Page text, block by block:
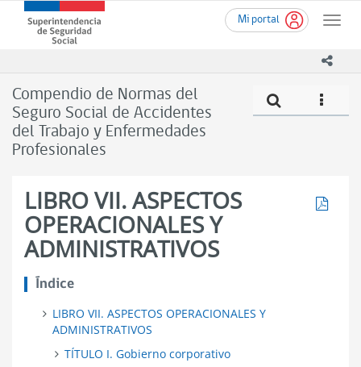
contenido
Mi portal
Toggle
Superintendencia
de
(SUSESO)
-
Gobierno
de
Chile
Compendio de Normas del
Seguro Social de Accidentes
del Trabajo y Enfermedades
Profesionales
icono
LIBRO VII. ASPECTOS
OPERACIONALES Y
ADMINISTRATIVOS
Índice
LIBRO VII. ASPECTOS OPERACIONALES Y
ADMINISTRATIVOS
TÍTULO I. Gobierno corporativo